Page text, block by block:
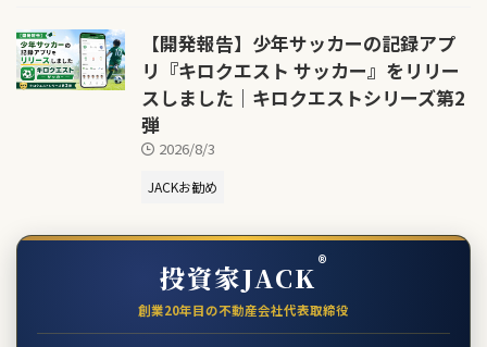
【開発報告】少年サッカーの記録アプ
リ『キロクエスト サッカー』をリリー
スしました｜キロクエストシリーズ第2
弾
2026/8/3
JACKお勧め
投資家JACK®
創業20年目の不動産会社代表取締役